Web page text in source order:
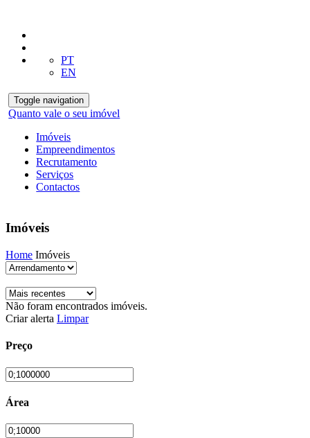
PT
EN
Toggle navigation
Quanto vale o seu imóvel
Imóveis
Empreendimentos
Recrutamento
Serviços
Contactos
Imóveis
Home Imóveis
Não foram encontrados imóveis.
Criar alerta Limpar
Preço
Área